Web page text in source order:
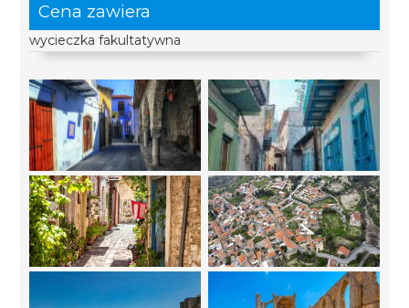
Cena zawiera
wycieczka fakultatywna